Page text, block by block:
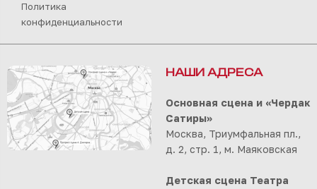
Политика
конфиденциальности
НАШИ АДРЕСА
Основная сцена и «Чердак
Сатиры»
Москва, Триумфальная пл.,
д. 2, стр. 1, м. Маяковская
Детская сцена Театра